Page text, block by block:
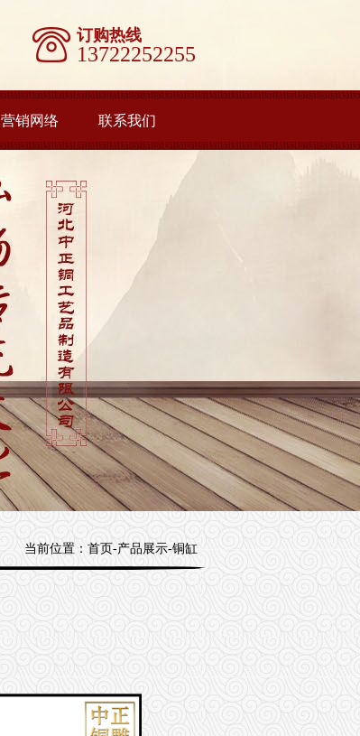
订购热线
13722252255
营销网络 联系我们
当前位置： 首页-产品展示-铜缸